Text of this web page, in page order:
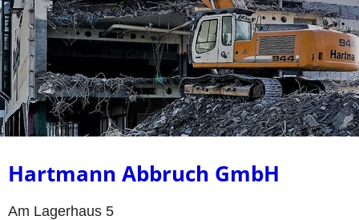
Hartmann Abbruch GmbH
Am Lagerhaus 5